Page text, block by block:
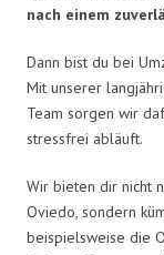
nach einem
Dann bist du bei
Mit unserer
Team sorgen wir
stressfrei abläuft.
Wir bieten dir nicht
Oviedo, sondern
beispielsweise die